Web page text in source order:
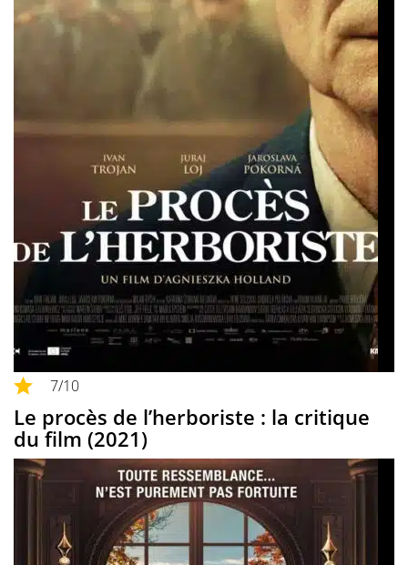
7/10
Le procès de l’herboriste : la critique
du film (2021)